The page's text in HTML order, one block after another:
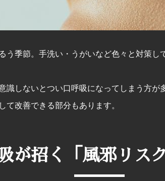
う季節。手洗い・うがいなど色々と対策し
識しないとつい口呼吸になってしまう方
て改善できる部分もあります。
が招く「風邪リス